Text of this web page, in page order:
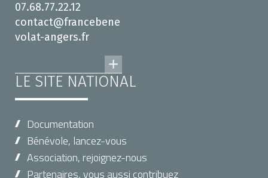
07.68.77.22.12
contact@francebene
volat-angers.fr
LE SITE NATIONAL
Documentation
Bénévole, lancez-vous
Association, rejoignez-nous
Partenaires, vous aussi contribuez